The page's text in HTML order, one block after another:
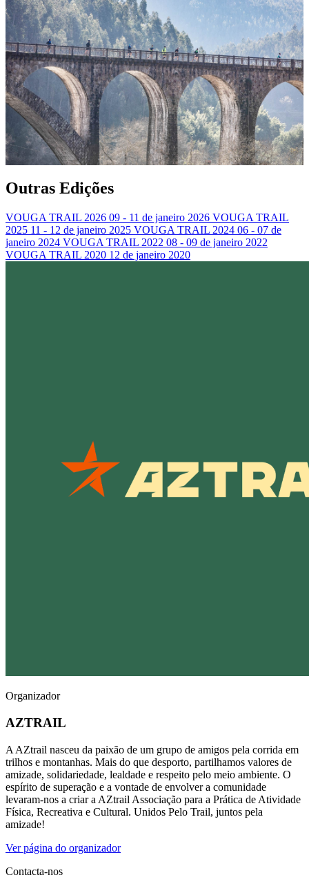
Outras Edições
VOUGA TRAIL 2026 09 - 11 de janeiro 2026 VOUGA TRAIL
2025 11 - 12 de janeiro 2025 VOUGA TRAIL 2024 06 - 07 de
janeiro 2024 VOUGA TRAIL 2022 08 - 09 de janeiro 2022
VOUGA TRAIL 2020 12 de janeiro 2020
Organizador
AZTRAIL
A AZtrail nasceu da paixão de um grupo de amigos pela corrida em
trilhos e montanhas. Mais do que desporto, partilhamos valores de
amizade, solidariedade, lealdade e respeito pelo meio ambiente. O
espírito de superação e a vontade de envolver a comunidade
levaram-nos a criar a AZtrail Associação para a Prática de Atividade
Física, Recreativa e Cultural. Unidos Pelo Trail, juntos pela
amizade!
Ver página do organizador
Contacta-nos